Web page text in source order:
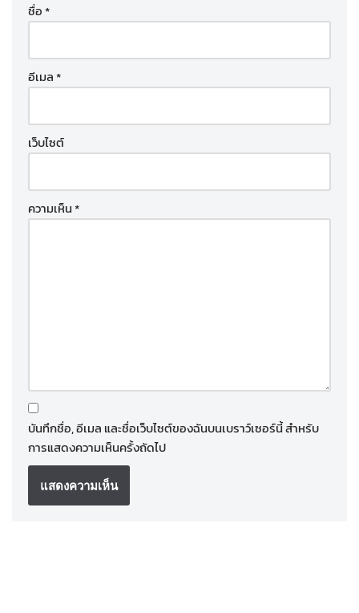
ชื่อ*
อีเมล*
เว็บไซต์
ความเห็น*
บันทึกชื่อ, อีเมล และชื่อเว็บไซต์ของฉันบนเบราว์เซอร์นี้ สำหรับ
การแสดงความเห็นครั้งถัดไป